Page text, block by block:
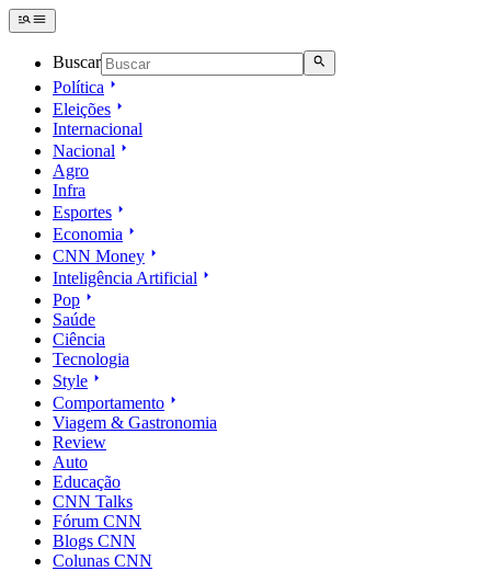
Buscar
Política
Eleições
Internacional
Nacional
Agro
Infra
Esportes
Economia
CNN Money
Inteligência Artificial
Pop
Saúde
Ciência
Tecnologia
Style
Comportamento
Viagem & Gastronomia
Review
Auto
Educação
CNN Talks
Fórum CNN
Blogs CNN
Colunas CNN